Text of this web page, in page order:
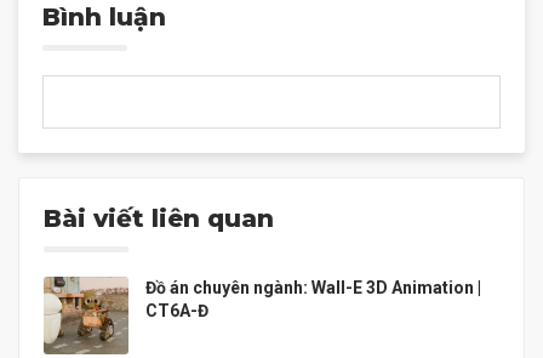
Bình luận
Bài viết liên quan
Đồ án chuyên ngành: Wall-E 3D Animation |
CT6A-Đ